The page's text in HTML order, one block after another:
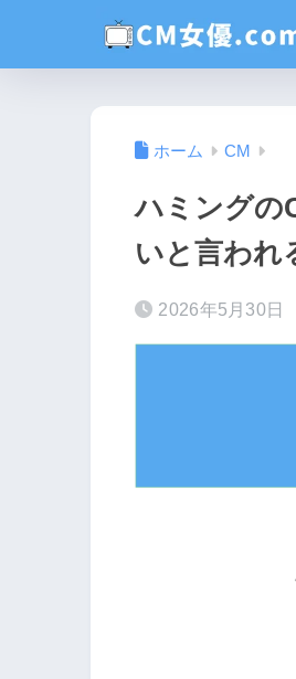
ホーム CM
ハミングの
いと言われ
2026年5月30日